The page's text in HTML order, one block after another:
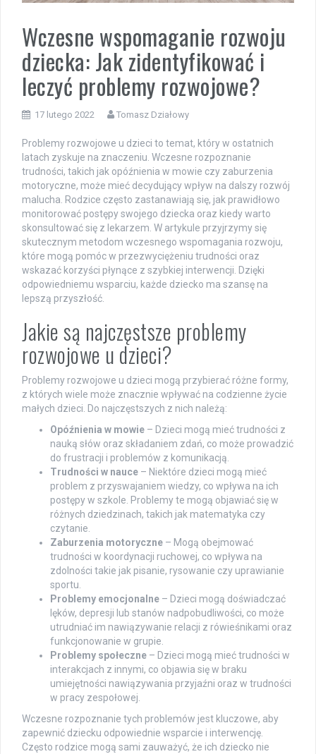
Wczesne wspomaganie rozwoju
dziecka: Jak zidentyfikować i
leczyć problemy rozwojowe?
17 lutego 2022 Tomasz Działowy
Problemy rozwojowe u dzieci to temat, który w ostatnich
latach zyskuje na znaczeniu. Wczesne rozpoznanie
trudności, takich jak opóźnienia w mowie czy zaburzenia
motoryczne, może mieć decydujący wpływ na dalszy rozwój
malucha. Rodzice często zastanawiają się, jak prawidłowo
monitorować postępy swojego dziecka oraz kiedy warto
skonsultować się z lekarzem. W artykule przyjrzymy się
skutecznym metodom wczesnego wspomagania rozwoju,
które mogą pomóc w przezwyciężeniu trudności oraz
wskazać korzyści płynące z szybkiej interwencji. Dzięki
odpowiedniemu wsparciu, każde dziecko ma szansę na
lepszą przyszłość.
Jakie są najczęstsze problemy
rozwojowe u dzieci?
Problemy rozwojowe u dzieci mogą przybierać różne formy,
z których wiele może znacznie wpływać na codzienne życie
małych dzieci. Do najczęstszych z nich należą:
Opóźnienia w mowie – Dzieci mogą mieć trudności z
nauką słów oraz składaniem zdań, co może prowadzić
do frustracji i problemów z komunikacją.
Trudności w nauce – Niektóre dzieci mogą mieć
problem z przyswajaniem wiedzy, co wpływa na ich
postępy w szkole. Problemy te mogą objawiać się w
różnych dziedzinach, takich jak matematyka czy
czytanie.
Zaburzenia motoryczne – Mogą obejmować
trudności w koordynacji ruchowej, co wpływa na
zdolności takie jak pisanie, rysowanie czy uprawianie
sportu.
Problemy emocjonalne – Dzieci mogą doświadczać
lęków, depresji lub stanów nadpobudliwości, co może
utrudniać im nawiązywanie relacji z rówieśnikami oraz
funkcjonowanie w grupie.
Problemy społeczne – Dzieci mogą mieć trudności w
interakcjach z innymi, co objawia się w braku
umiejętności nawiązywania przyjaźni oraz w trudności
w pracy zespołowej.
Wczesne rozpoznanie tych problemów jest kluczowe, aby
zapewnić dziecku odpowiednie wsparcie i interwencję.
Często rodzice mogą sami zauważyć, że ich dziecko nie